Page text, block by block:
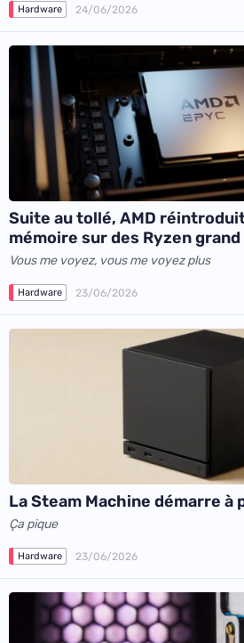
Hardware 24/06/2026
Suite au tollé, AMD
mémoire sur des Ryzen
Vous me voyez, vous me voyez plus
Hardware 23/06/2026
La Steam Machine démarre à
Ça pique
Hardware 23/06/2026